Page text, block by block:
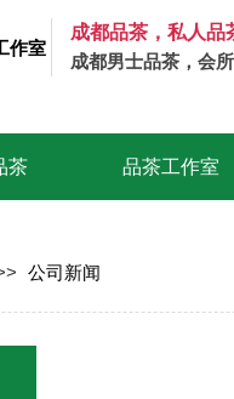
成都品茶，私人品
成都男士品茶，会
茶 品茶工作室
公司新闻